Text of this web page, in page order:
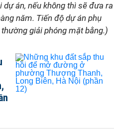
án, nếu không thì sẽ đưa ra
năm. Tiến độ dự án phụ
giải phóng mặt bằng.)